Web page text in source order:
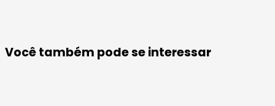
Você também pode se interessar